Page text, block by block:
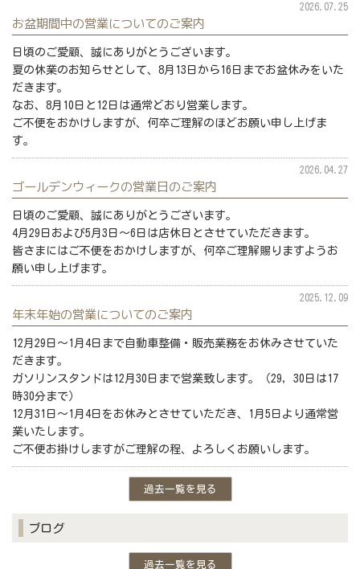
2026.07.25
お盆期間中の営業についてのご案内
日頃のご愛顧、誠にありがとうございます。
夏の休業のお知らせとして、8月13日から16日までお盆休みをいた
だきます。
なお、8月10日と12日は通常どおり営業します。
ご不便をおかけしますが、何卒ご理解のほどお願い申し上げま
す。
2026.04.27
ゴールデンウィークの営業日のご案内
日頃のご愛顧、誠にありがとうございます。
4月29日および5月3日～6日は店休日とさせていただきます。
皆さまにはご不便をおかけしますが、何卒ご理解賜りますようお
願い申し上げます。
2025.12.09
年末年始の営業についてのご案内
12月29日～1月4日まで自動車整備・販売業務をお休みさせていた
だきます。
ガソリンスタンドは12月30日まで営業致します。（29，30日は17
時30分まで）
12月31日～1月4日をお休みとさせていただき、1月5日より通常営
業いたします。
ご不便お掛けしますがご理解の程、よろしくお願いします。
過去一覧を見る
ブログ
過去一覧を見る